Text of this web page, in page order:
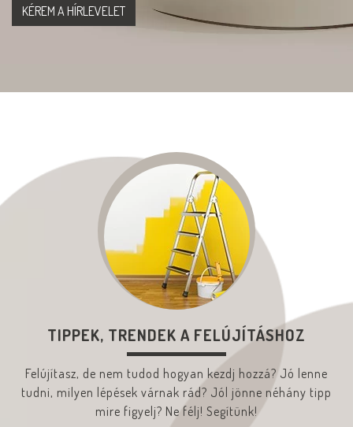
TIPPEK, TRENDEK A FELÚJÍTÁSHOZ
Felújítasz, de nem tudod hogyan kezdj hozzá? Jó lenne
tudni, milyen lépések várnak rád? Jól jönne néhány tipp
mire figyelj? Ne félj! Segítünk!